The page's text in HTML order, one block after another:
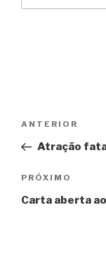
Post
Anterior
ANTERIOR
Atração
Próximo
PRÓXIMO
Carta aberta